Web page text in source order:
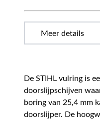
De STIHL vulring is
doorslijpschijven
boring van 25,4 mm
doorslijper. De